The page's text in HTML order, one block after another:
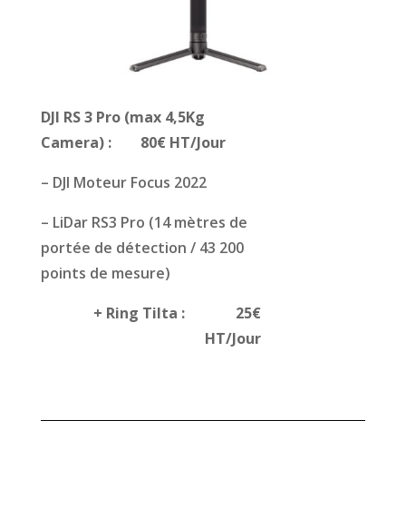
DJI RS 3 Pro (max 4,5Kg
Camera) : 80€ HT/Jour
– DJI Moteur Focus 2022
– LiDar RS3 Pro (14 mètres de
portée de détection / 43 200
points de mesure)
+ Ring Tilta : 25€
HT/Jour